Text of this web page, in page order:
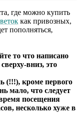
где можно купить
как привозных,
пополняться,
то что написано
вниз, это
(!!!), кроме первого
мало, что следует
посещения
несколько хуже в